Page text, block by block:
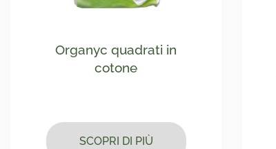
Organyc quadrati in
cotone
SCOPRI DI PIÙ